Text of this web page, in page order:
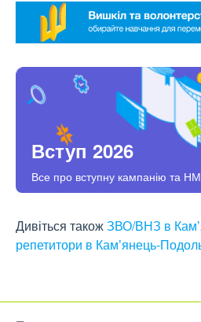
Вступ 2026
Все про вступну кампанію та
Дивіться такожЗВО/ВНЗ в
репетитори в Камʼянець-